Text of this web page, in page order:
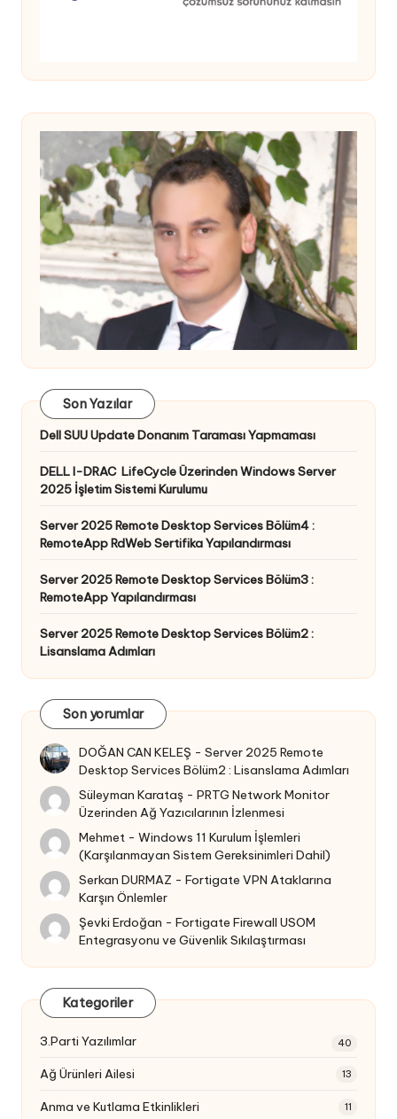
Son Yazılar
Dell SUU Update Donanım Taraması Yapmaması
DELL I-DRAC LifeCycle Üzerinden Windows Server
2025 İşletim Sistemi Kurulumu
Server 2025 Remote Desktop Services Bölüm4 :
RemoteApp RdWeb Sertifika Yapılandırması
Server 2025 Remote Desktop Services Bölüm3 :
RemoteApp Yapılandırması
Server 2025 Remote Desktop Services Bölüm2 :
Lisanslama Adımları
Son yorumlar
DOĞAN CAN KELEŞ -Server 2025 Remote
Desktop Services Bölüm2 : Lisanslama Adımları
Süleyman Karataş -PRTG Network Monitor
Üzerinden Ağ Yazıcılarının İzlenmesi
Mehmet -Windows 11 Kurulum İşlemleri
(Karşılanmayan Sistem Gereksinimleri Dahil)
Serkan DURMAZ -Fortigate VPN Ataklarına
Karşın Önlemler
Şevki Erdoğan -Fortigate Firewall USOM
Entegrasyonu ve Güvenlik Sıkılaştırması
Kategoriler
3.Parti Yazılımlar 40
Ağ Ürünleri Ailesi 13
Anma ve Kutlama Etkinlikleri 11